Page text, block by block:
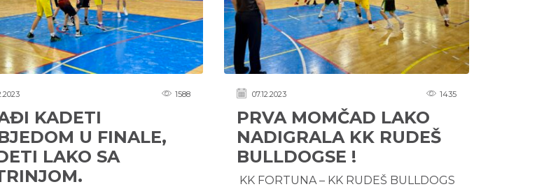
1588
KADETI
U FINALE,
LAKO SA
07.12.2023 1435
PRVA MOMČAD LAKO
NADIGRALA KK RUDEŠ
BULLDOGSE !
KK FORTUNA – KK RUDEŠ BULLDOGS